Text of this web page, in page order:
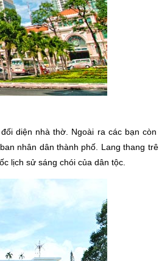
diện nhà thờ. Ngoài ra các bạn
nhân dân thành phố. Lang thang
lịch sử sáng chói của dân tộc.